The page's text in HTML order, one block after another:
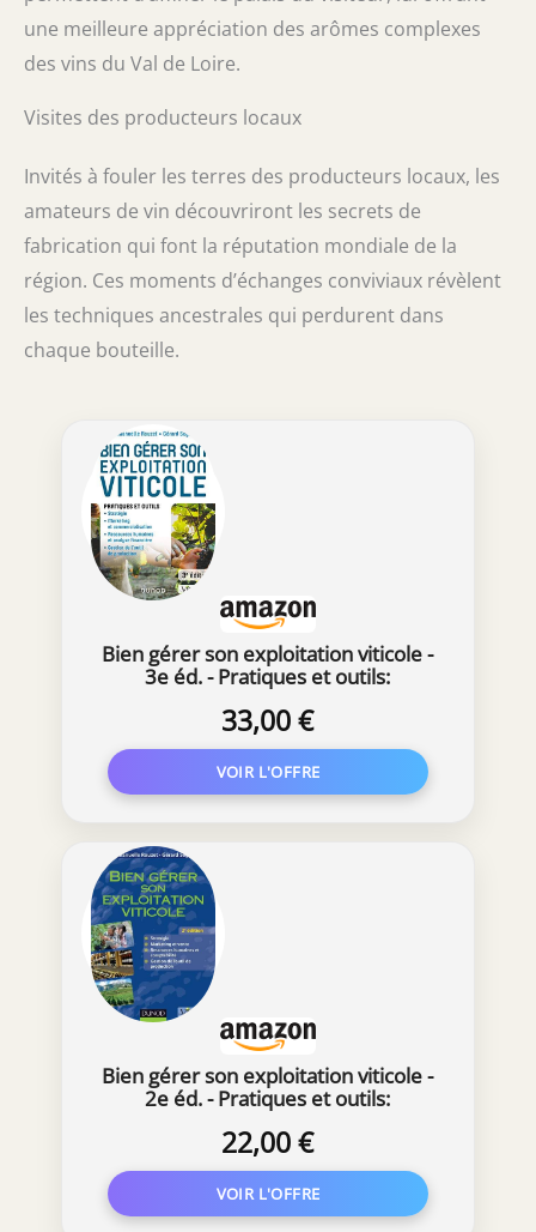
une meilleure appréciation des arômes complexes
des vins du Val de Loire.
Visites des producteurs locaux
Invités à fouler les terres des producteurs locaux, les
amateurs de vin découvriront les secrets de
fabrication qui font la réputation mondiale de la
région. Ces moments d’échanges conviviaux révèlent
les techniques ancestrales qui perdurent dans
chaque bouteille.
Bien gérer son exploitation viticole -
3e éd. - Pratiques et outils:
33,00 €
Bien gérer son exploitation viticole -
2e éd. - Pratiques et outils:
22,00 €